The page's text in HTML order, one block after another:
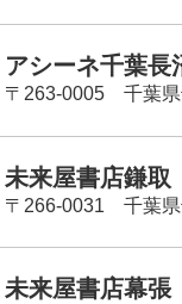
アシーネ千葉長
〒263-0005 千葉県
未来屋書店鎌取
〒266-0031 千葉県
未来屋書店幕張